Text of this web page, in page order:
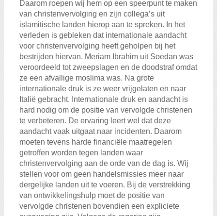
Daarom roepen wij hem op een speerpunt te maken
van christenvervolging en zijn collega’s uit
islamitische landen hierop aan te spreken. In het
verleden is gebleken dat internationale aandacht
voor christenvervolging heeft geholpen bij het
bestrijden hiervan. Meriam Ibrahim uit Soedan was
veroordeeld tot zweepslagen en de doodstraf omdat
ze een afvallige moslima was. Na grote
internationale druk is ze weer vrijgelaten en naar
Italië gebracht. Internationale druk en aandacht is
hard nodig om de positie van vervolgde christenen
te verbeteren. De ervaring leert wel dat deze
aandacht vaak uitgaat naar incidenten. Daarom
moeten tevens harde financiële maatregelen
getroffen worden tegen landen waar
christenvervolging aan de orde van de dag is. Wij
stellen voor om geen handelsmissies meer naar
dergelijke landen uit te voeren. Bij de verstrekking
van ontwikkelingshulp moet de positie van
vervolgde christenen bovendien een expliciete